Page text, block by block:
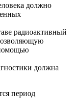
должно
радиоактивный
должна
период